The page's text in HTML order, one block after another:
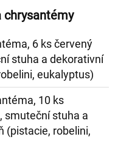
chrysantémy
6 ks červený
stuha a dekorativní
eukalyptus)
10 ks
smuteční stuha a
(pistacie, robelini,